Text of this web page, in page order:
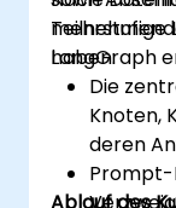
mehrstufige
LangGraph
haben:
Die
Knoten,
deren
Prompt-
Ablauf des